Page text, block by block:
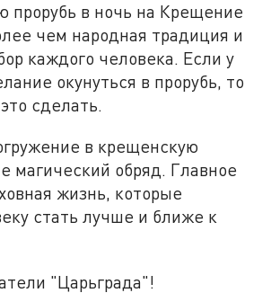
прорубь в ночь на Крещение
чем народная традиция и
каждого человека. Если у
окунуться в прорубь, то
сделать.
в крещенскую
магический обряд. Главное
жизнь, которые
стать лучше и ближе к
"Царьграда"!